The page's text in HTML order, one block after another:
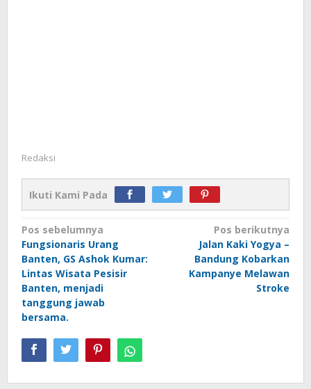
Redaksi
Ikuti Kami Pada
Navigasi
pos
Pos sebelumnya
Fungsionaris Urang
Banten, GS Ashok Kumar:
Lintas Wisata Pesisir
Banten, menjadi
tanggung jawab
bersama.
Pos berikutnya
Jalan Kaki Yogya –
Bandung Kobarkan
Kampanye Melawan
Stroke